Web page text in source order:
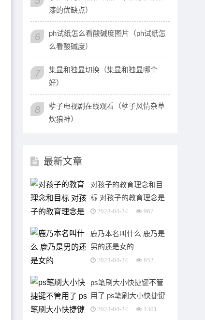
漆的优缺点）
6
ph试纸怎么看酸碱度图片（ph试纸怎
么看酸碱度）
7
集显和独显切换（集显和独显哪个
好）
8
孽子电视剧在线观看（孽子风情杂草
炊狼神）
最新文章
对孩子的教育理念和目
标 对孩子的教育理念是
什么
2023-04-24 967
鹿乃本名叫什么 鹿乃是
男的还是女的
2023-04-24 852
ps笔刷大小快捷键不管
用了 ps笔刷大小快捷键
在哪里修改
2023-04-24 1301